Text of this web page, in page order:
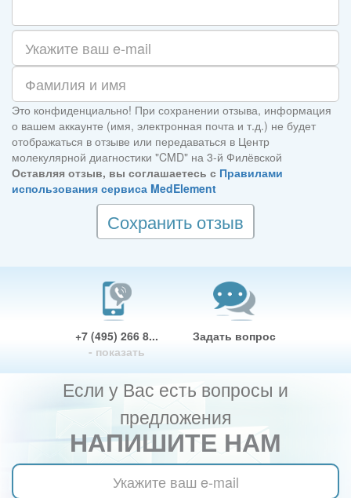
Это конфиденциально! При сохранении отзыва, информация
о вашем аккаунте (имя, электронная почта и т.д.) не будет
отображаться в отзыве или передаваться в Центр
молекулярной диагностики "CMD" на ​​​​​​3-й Филёвской
Оставляя отзыв, вы соглашаетесь с Правилами
использования сервиса MedElement
Сохранить отзыв
+7 (495) 266 8...
- показать
Задать вопрос
Если у Вас есть вопросы и
предложения
НАПИШИТЕ НАМ